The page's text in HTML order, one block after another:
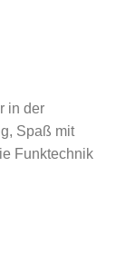
in der
Spaß mit
Funktechnik